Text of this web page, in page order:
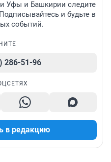
Уфы и Башкирии следите
и будьте в
событий.
286-51-96
в редакцию